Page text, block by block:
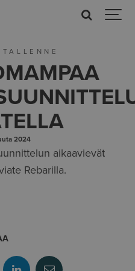
2024
aikaavievät
Rebarilla.